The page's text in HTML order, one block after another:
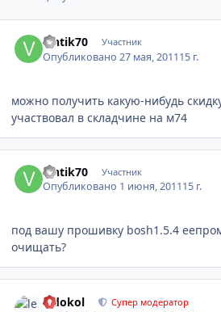
vintik70 Участник
Опубликовано27 мая, 201115 г.
можно получить какую-нибудь
участвовал в складчине на м74
vintik70 Участник
Опубликовано 1 июня, 201115 г.
под вашу прошивку bosh1.5.4
очищать?
ledokol Супер модератор